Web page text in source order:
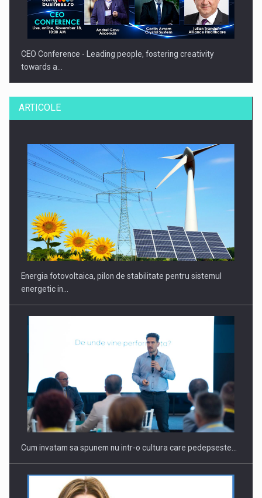
CEO Conference - Leading people, fostering creativity
towards a…
CEO Conference - Shaping The Future - Technology and…
Webinar - Business Evolution-RETHINK STRATEGY-Finantare
Investitii Digitalizare
ARTICOLE
Energia fotovoltaica, pilon de stabilitate pentru sistemul
energetic in…
Cum invatam sa spunem nu intr-o cultura care pedepseste…